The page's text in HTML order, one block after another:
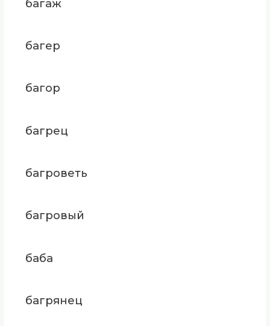
багаж
багер
багор
багрец
багроветь
багровый
баба
багрянец